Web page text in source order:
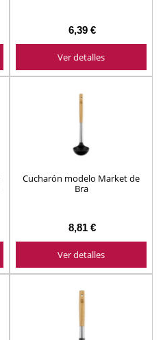
6,39 €
Ver detalles
Cucharón modelo Market de
Bra
8,81 €
Ver detalles